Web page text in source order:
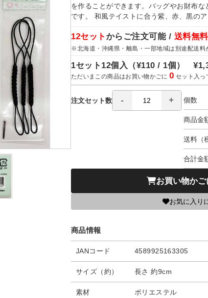
を作ることができます。バッグやお財布
です。 和風テイストに合う紫、赤、黒のア
12セット からご注文可能 / 送料無料
※北海道・沖縄県・離島・一部地域は別途配送料
1セット12個入（¥110 / 1個）
ただいまこの商品はお買い物かごに0 セット入っ
注文セット数 個数
商品金
送料（
合計金
お買い物か
お気に入り
商品情報
JANコード 4589925163305
サイズ（約） 長さ 約9cm
素材 ポリエステル